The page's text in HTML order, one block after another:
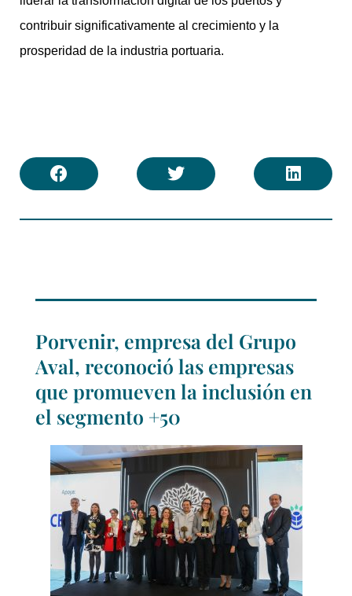
contribuir significativamente al crecimiento y la
prosperidad de la industria portuaria.
Porvenir, empresa del Grupo
Aval, reconoció las empresas
que promueven la inclusión en
el segmento +50